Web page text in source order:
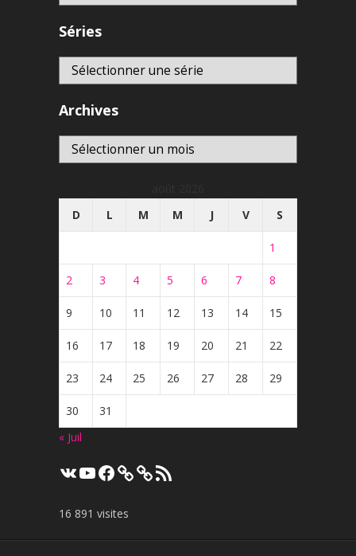
Séries
Archives
Archives
D
L M M J V S
1
2 3 4 5 6 7 8
9 10 11 12 13 14 15
16 17 18 19 20 21 22
23 24 25 26 27 28 29
30
31
« Juil
VK YouTube
Facebook Flux
RSS
16 891 visites